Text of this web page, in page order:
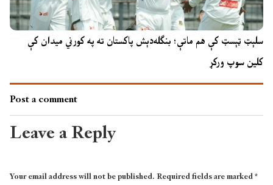
سلېټ ټېسټ کې هم ماتې؛ بنګله‌دېش پاکستان ته په کورني میدان کې
کلین سوپ ورکړ
Post a comment
Leave a Reply
Your email address will not be published.Required fields are marked*